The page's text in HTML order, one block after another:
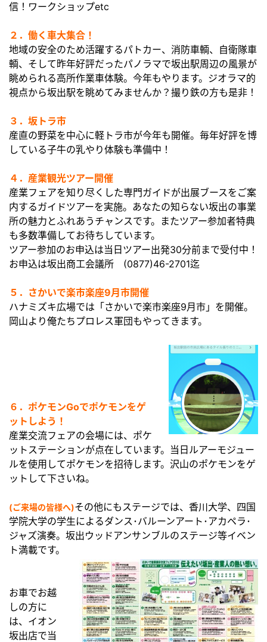
信！ワークショップetc
２．働く車大集合！
地域の安全のため活躍するパトカー、消防車輌、自衛隊車
輌、そして昨年好評だったパノラマで坂出駅周辺の風景が
眺められる高所作業車体験。今年もやります。ジオラマ的
視点から坂出駅を眺めてみませんか？撮り鉄の方も是非！
３．坂トラ市
産直の野菜を中心に軽トラ市が今年も開催。毎年好評を博
している子牛の乳やり体験も準備中！
４．産業観光ツアー開催
産業フェアを知り尽くした専門ガイドが出展ブースをご案
内するガイドツアーを実施。あなたの知らない坂出の事業
所の魅力とふれあうチャンスです。またツアー参加者特典
も多数準備してお待ちしています。
ツアー参加のお申込は当日ツアー出発30分前まで受付中！
お申込は坂出商工会議所 (0877)46-2701迄
５．さかいで楽市楽座9月市開催
ハナミズキ広場では「さかいで楽市楽座9月市」を開催。
岡山より俺たちプロレス軍団もやってきます。
６．ポケモンGoでポケモンをゲ
ットしよう！
産業交流フェアの会場には、ポケ
ットステーションが点在しています。当日ルアーモジュー
ルを使用してポケモンを招待します。沢山のポケモンをゲ
ットして下さいね。
(ご来場の皆様へ)その他にもステージでは、香川大学、四国
学院大学の学生によるダンス･バルーンアート･アカペラ･
ジャズ演奏。坂出ウッドアンサンブルのステージ等イベン
ト満載です。
お車でお越
しの方に
は、イオン
坂出店で当